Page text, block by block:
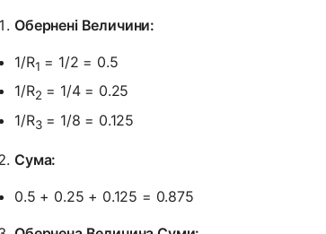
Обернені Величини:
1/R1 = 1/2 = 0.5
1/R2 = 1/4 = 0.25
1/R3= 1/8 = 0.125
Сума:
0.5 + 0.25 + 0.125 = 0.875